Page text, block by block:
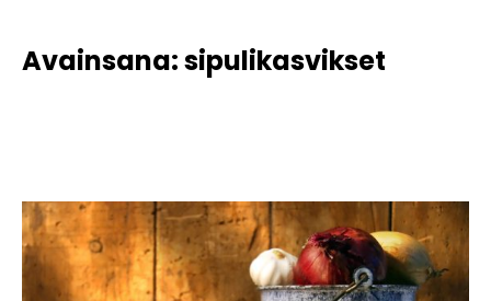
Avainsana:sipulikasvikset